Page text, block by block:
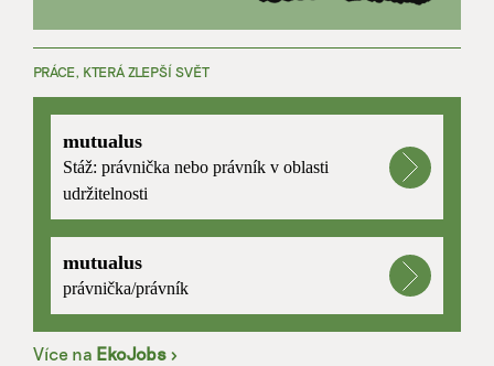
PRÁCE, KTERÁ ZLEPŠÍ SVĚT
mutualus
Stáž: právnička nebo právník v oblasti
udržitelnosti
mutualus
právnička/právník
Více na EkoJobs >